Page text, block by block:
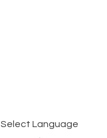
Select Language